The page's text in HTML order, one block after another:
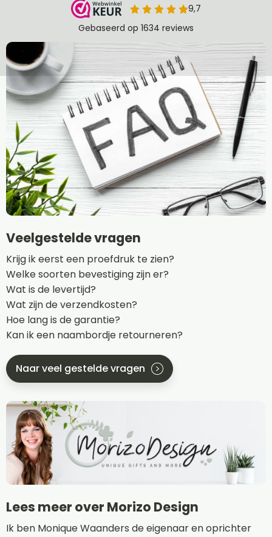
Veelgestelde vragen
Krijg ik eerst een proefdruk te zien?
Welke soorten bevestiging zijn er?
Wat is de levertijd?
Wat zijn de verzendkosten?
Hoe lang is de garantie?
Kan ik een naambordje retourneren?
Naar veel gestelde vragen
Lees meer over Morizo Design
Ik ben Monique Waanders de eigenaar en oprichter